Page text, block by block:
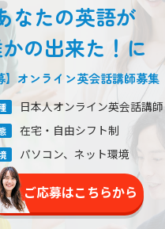
なたの英語が
の出来た！に
】オンライン英会話講師募集
日本人オンライン英会話講師
在宅・自由シフト制
パソコン、ネット環境
ご応募はこちらから